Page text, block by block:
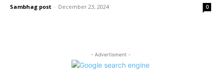
Sambhag post - December 23, 2024 0
- Advertisment -